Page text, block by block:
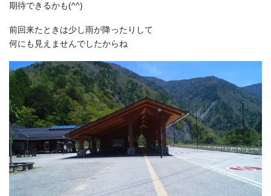
期待できるかも(^^)
前回来たときは少し雨が降ったりして
何にも見えませんでしたからね